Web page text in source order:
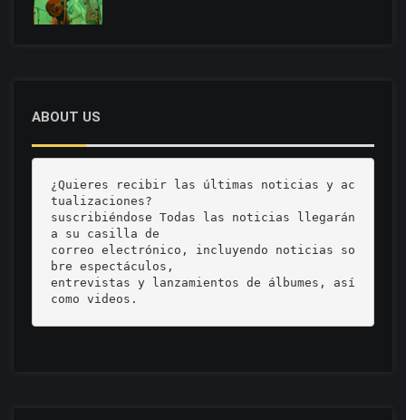
ABOUT US
¿Quieres recibir las últimas noticias y ac
tualizaciones?
suscribiéndose Todas las noticias llegarán
a su casilla de
correo electrónico, incluyendo noticias so
bre espectáculos,
entrevistas y lanzamientos de álbumes, así
como videos.